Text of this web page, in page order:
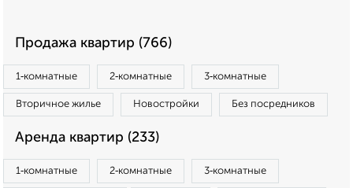
Продажа квартир (766)
1‑комнатные 2‑комнатные 3‑комнатные
Вторичное жилье Новостройки Без посредников
Аренда квартир (233)
1‑комнатные 2‑комнатные 3‑комнатные